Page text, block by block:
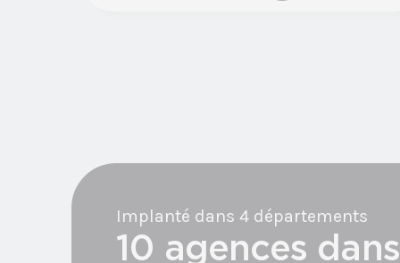
Implanté dans 4 départements
10 agences